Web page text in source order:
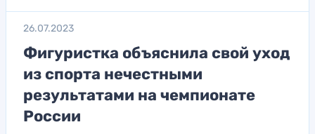
26.07.2023
Фигуристка объяснила свой уход
из спорта нечестными
результатами на чемпионате
России